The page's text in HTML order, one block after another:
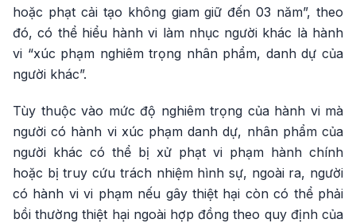
hoặc phạt cải tạo không giam giữ đến 03 năm”, theo
đó, có thể hiểu hành vi làm nhục người khác là hành
vi “xúc phạm nghiêm trọng nhân phẩm, danh dự của
người khác”.
Tùy thuộc vào mức độ nghiêm trọng của hành vi mà
người có hành vi xúc phạm danh dự, nhân phẩm của
người khác có thể bị xử phạt vi phạm hành chính
hoặc bị truy cứu trách nhiệm hình sự, ngoài ra, người
có hành vi vi phạm nếu gây thiệt hại còn có thể phải
bồi thường thiệt hại ngoài hợp đồng theo quy định của